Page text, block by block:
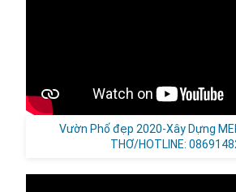
Vườn Phố đẹp 2020-Xây Dựng
THƠ/HOTLINE: